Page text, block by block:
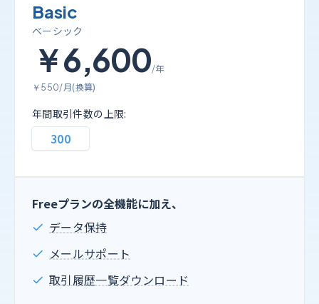
Basic
ベーシック
￥6,600/年
￥550/月(換算)
年間取引件数の上限:
300
Freeプランの全機能に加え、
データ保持
メールサポート
取引履歴一覧ダウンロード